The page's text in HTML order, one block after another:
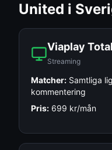
United i
Viaplay Total
Streaming
Matcher: Samtliga
kommentering
Pris: 699 kr/mån